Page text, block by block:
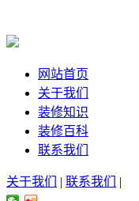
网站首页
关于我们
装修知识
装修百科
联系我们
关于我们 | 联系我们 |